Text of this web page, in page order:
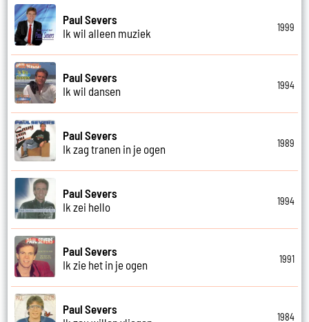
Paul Severs
Ik wil alleen muziek
1999
Paul Severs
Ik wil dansen
1994
Paul Severs
Ik zag tranen in je ogen
1989
Paul Severs
Ik zei hello
1994
Paul Severs
Ik zie het in je ogen
1991
Paul Severs
1984